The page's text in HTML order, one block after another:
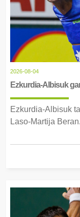
2026-08-04
Ezkurdia-Albisuk
Ezkurdia-Albisuk
Laso-Martija Beran.